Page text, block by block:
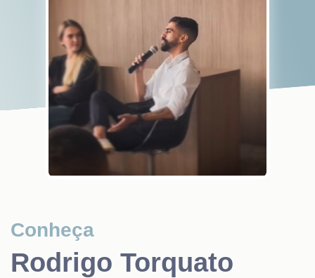
Conheça
Rodrigo Torquato